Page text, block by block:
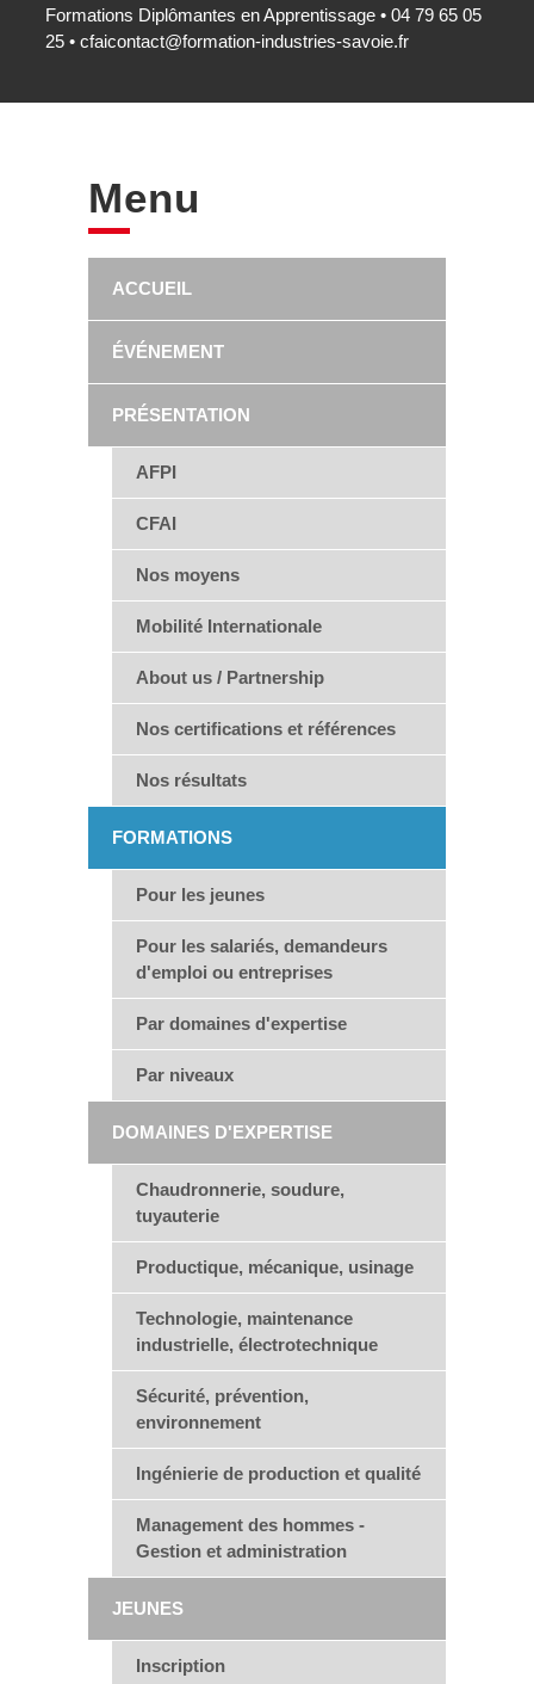
Formations Diplômantes en Apprentissage • 04 79 65 05
25 • cfaicontact@formation-industries-savoie.fr
Menu
ACCUEIL
ÉVÉNEMENT
PRÉSENTATION
AFPI
CFAI
Nos moyens
Mobilité Internationale
About us / Partnership
Nos certifications et références
Nos résultats
FORMATIONS
Pour les jeunes
Pour les salariés, demandeurs
d'emploi ou entreprises
Par domaines d'expertise
Par niveaux
DOMAINES D'EXPERTISE
Chaudronnerie, soudure,
tuyauterie
Productique, mécanique, usinage
Technologie, maintenance
industrielle, électrotechnique
Sécurité, prévention,
environnement
Ingénierie de production et qualité
Management des hommes -
Gestion et administration
JEUNES
Inscription